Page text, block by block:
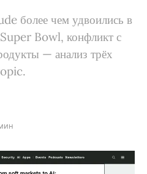
более чем удвоились в
Bowl, конфликт с
— анализ трёх